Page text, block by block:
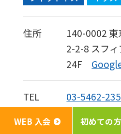
住所 140-0002 東
2-2-8 スフ
24F
TEL 03-5462-
休館日 フィットネ
WEB 入会 初めての